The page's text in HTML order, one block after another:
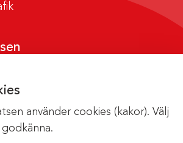
använder cookies (kakor). Välj